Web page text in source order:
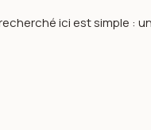
ici est simple :